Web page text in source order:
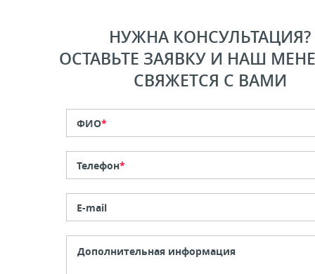
НУЖНА КОНСУЛЬТАЦИЯ?
ОСТАВЬТЕ ЗАЯВКУ И НАШ
СВЯЖЕТСЯ С ВАМИ
ФИО*
Телефон*
E-mail